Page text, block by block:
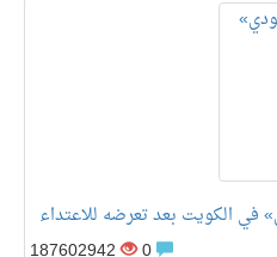
في الكويت بعد تعرضه للاعتداء